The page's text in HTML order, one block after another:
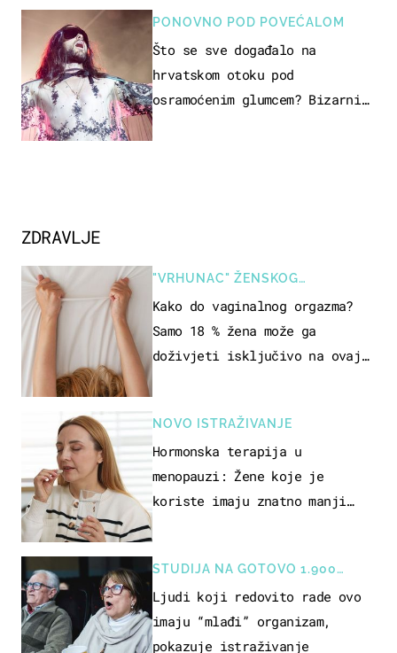
PONOVNO POD POVEĆALOM
Što se sve događalo na
hrvatskom otoku pod
osramoćenim glumcem? Bizarni
ZDRAVLJE
"VRHUNAC" ŽENSKOG
SEKSUALNOG ISKUSTVA
Kako do vaginalnog orgazma?
Samo 18 % žena može ga
doživjeti isključivo na ovaj
NOVO ISTRAŽIVANJE
Hormonska terapija u
menopauzi: Žene koje je
koriste imaju znatno manji
STUDIJA NA GOTOVO 1.900
OSOBA
Ljudi koji redovito rade ovo
imaju “mlađi” organizam,
pokazuje istraživanje